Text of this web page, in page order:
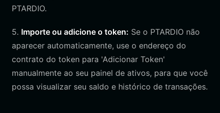
PTARDIO.
5. Importe ou adicione o token: Se o PTARDIO não
aparecer automaticamente, use o endereço do
contrato do token para 'Adicionar Token'
manualmente ao seu painel de ativos, para que você
possa visualizar seu saldo e histórico de transações.